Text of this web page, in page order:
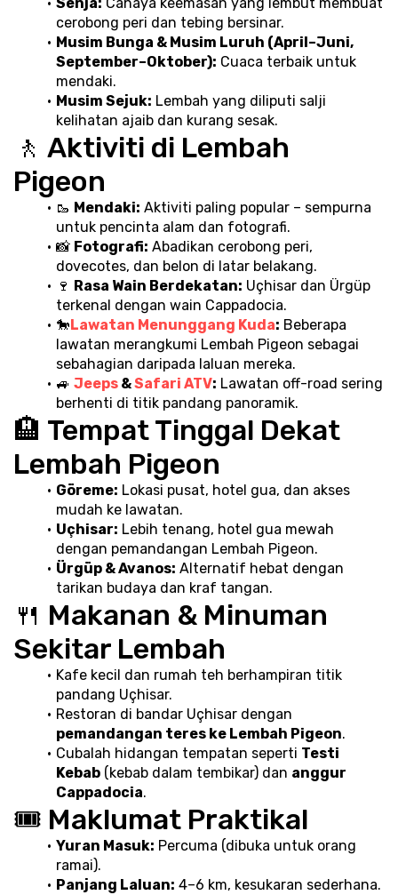
Senja: Cahaya keemasan yang lembut membuat
cerobong peri dan tebing bersinar.
Musim Bunga & Musim Luruh (April–Juni,
September–Oktober): Cuaca terbaik untuk
mendaki.
Musim Sejuk: Lembah yang diliputi salji
kelihatan ajaib dan kurang sesak.
🚶 Aktiviti di Lembah
Pigeon
🥾 Mendaki: Aktiviti paling popular – sempurna
untuk pencinta alam dan fotografi.
📸 Fotografi: Abadikan cerobong peri,
dovecotes, dan belon di latar belakang.
🍷 Rasa Wain Berdekatan: Uçhisar dan Ürgüp
terkenal dengan wain Cappadocia.
🐎 Lawatan Menunggang Kuda: Beberapa
lawatan merangkumi Lembah Pigeon sebagai
sebahagian daripada laluan mereka.
🚙 Jeeps & Safari ATV: Lawatan off-road sering
berhenti di titik pandang panoramik.
🏨 Tempat Tinggal Dekat
Lembah Pigeon
Göreme: Lokasi pusat, hotel gua, dan akses
mudah ke lawatan.
Uçhisar: Lebih tenang, hotel gua mewah
dengan pemandangan Lembah Pigeon.
Ürgüp & Avanos: Alternatif hebat dengan
tarikan budaya dan kraf tangan.
🍴 Makanan & Minuman
Sekitar Lembah
Kafe kecil dan rumah teh berhampiran titik
pandang Uçhisar.
pemandangan teres ke Lembah Pigeon.
Cubalah hidangan tempatan seperti Testi
Kebab (kebab dalam tembikar) dan anggur
Cappadocia.
🎟️ Maklumat Praktikal
Yuran Masuk: Percuma (dibuka untuk orang
ramai).
Panjang Laluan: 4–6 km, kesukaran sederhana.